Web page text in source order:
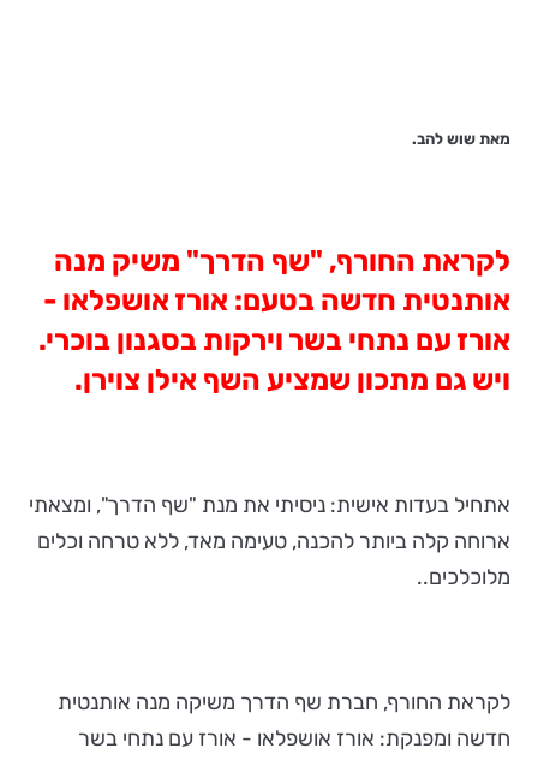
מאת שוש להב.
לקראת החורף, "שף הדרך" משיק מנה
אותנטית חדשה בטעם: אורז אושפלאו -
אורז עם נתחי בשר וירקות בסגנון בוכרי.
ויש גם מתכון שמציע השף אילן צוירן.
אתחיל בעדות אישית: ניסיתי את מנת "שף הדרך", ומצאתי
ארוחה קלה ביותר להכנה, טעימה מאד, ללא טרחה וכלים
מלוכלכים..
לקראת החורף, חברת שף הדרך משיקה מנה אותנטית
חדשה ומפנקת: אורז אושפלאו - אורז עם נתחי בשר